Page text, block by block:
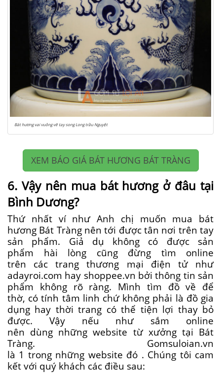
Bát hương vai vuông vẽ tay song Long trầu Nguyệt
XEM BÁO GIÁ BÁT HƯƠNG BÁT TRÀNG
6. Vậy nên mua bát hương ở đâu tại
Bình Dương?
Thứ nhất ví như Anh chị muốn mua bát
hương Bát Tràng nêntới được tân nơi trên tay
sản phẩm. Giả dụ không có được sản
phẩm hài lòng cũng đừng tìm online
trên cáctrangthương mại điện tử như
adayroi.com hay shoppee.vn bởithông tin sản
phẩm không rõ ràng. Mình tìm đồ về để
thờ, cótính tâm linh chứ không phải là đồ gia
dụng hay thời trang cóthể tiện lợi thay bỏ
được. Vậy nếu như sắm online
nên dùng những website từ xưởng tại Bát
Tràng. Gomsuloian.vn
là 1 trong những website đó . Chúng tôi cam
kết với quý khách các điều sau: